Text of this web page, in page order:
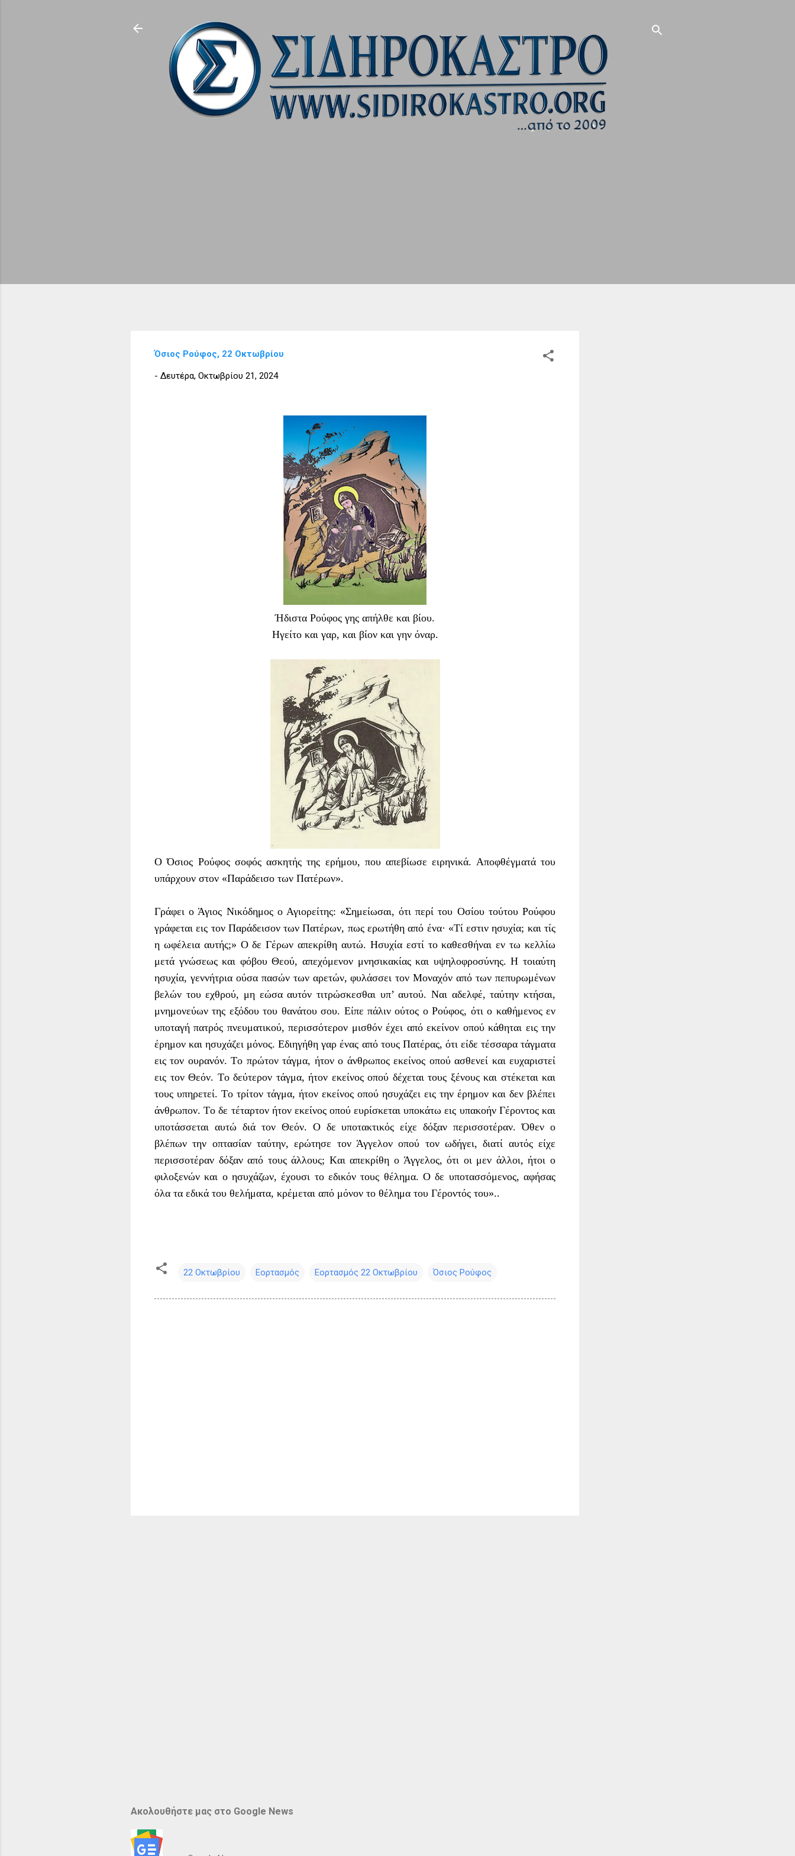
Όσιος Ρούφος, 22 Οκτωβρίου
- Δευτέρα, Οκτωβρίου 21, 2024
Ήδιστα Pούφος γης απήλθε και βίου.
Hγείτο και γαρ, και βίον και γην όναρ.
Ο Όσιος Ρούφος σοφός ασκητής της ερήμου, που απεβίωσε ειρηνικά. Αποφθέγματά του
υπάρχουν στον «Παράδεισο των Πατέρων».
Γράφει ο Άγιος Νικόδημος ο Αγιορείτης: «Σημείωσαι, ότι περί του Oσίου τούτου Pούφου
γράφεται εις τον Παράδεισον των Πατέρων, πως ερωτήθη από ένα· «Tί εστιν ησυχία; και τίς
η ωφέλεια αυτής;» O δε Γέρων απεκρίθη αυτώ. Hσυχία εστί το καθεσθήναι εν τω κελλίω
μετά γνώσεως και φόβου Θεού, απεχόμενον μνησικακίας και υψηλοφροσύνης. H τοιαύτη
ησυχία, γεννήτρια ούσα πασών των αρετών, φυλάσσει τον Mοναχόν από των πεπυρωμένων
βελών του εχθρού, μη εώσα αυτόν τιτρώσκεσθαι υπ’ αυτού. Nαι αδελφέ, ταύτην κτήσαι,
μνημονεύων της εξόδου του θανάτου σου. Eίπε πάλιν ούτος ο Pούφος, ότι ο καθήμενος εν
υποταγή πατρός πνευματικού, περισσότερον μισθόν έχει από εκείνον οπού κάθηται εις την
έρημον και ησυχάζει μόνος. Eδιηγήθη γαρ ένας από τους Πατέρας, ότι είδε τέσσαρα τάγματα
εις τον ουρανόν. Tο πρώτον τάγμα, ήτον ο άνθρωπος εκείνος οπού ασθενεί και ευχαριστεί
εις τον Θεόν. Tο δεύτερον τάγμα, ήτον εκείνος οπού δέχεται τους ξένους και στέκεται και
τους υπηρετεί. Tο τρίτον τάγμα, ήτον εκείνος οπού ησυχάζει εις την έρημον και δεν βλέπει
άνθρωπον. Tο δε τέταρτον ήτον εκείνος οπού ευρίσκεται υποκάτω εις υπακοήν Γέροντος και
υποτάσσεται αυτώ διά τον Θεόν. O δε υποτακτικός είχε δόξαν περισσοτέραν. Όθεν ο
βλέπων την οπτασίαν ταύτην, ερώτησε τον Άγγελον οπού τον ωδήγει, διατί αυτός είχε
περισσοτέραν δόξαν από τους άλλους; Kαι απεκρίθη ο Άγγελος, ότι οι μεν άλλοι, ήτοι ο
φιλοξενών και ο ησυχάζων, έχουσι το εδικόν τους θέλημα. O δε υποτασσόμενος, αφήσας
όλα τα εδικά του θελήματα, κρέμεται από μόνον το θέλημα του Γέροντός του»..
22 Οκτωβρίου Εορτασμός Εορτασμός 22 Οκτωβρίου Όσιος Ρούφος
Ακολουθήστε μας στο Google News